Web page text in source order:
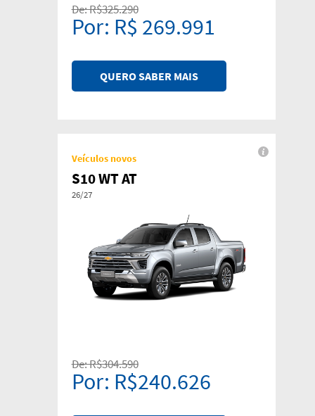
De: R$325.290
Por: R$ 269.991
QUERO SABER MAIS
Veículos novos
S10 WT AT
26/27
De: R$304.590
Por: R$240.626